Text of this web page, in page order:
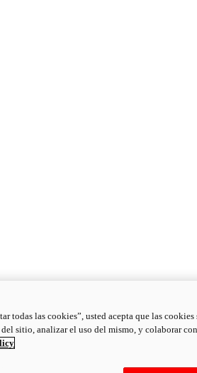
todas las cookies”, usted acepta que las
sitio, analizar el uso del mismo, y colaborar